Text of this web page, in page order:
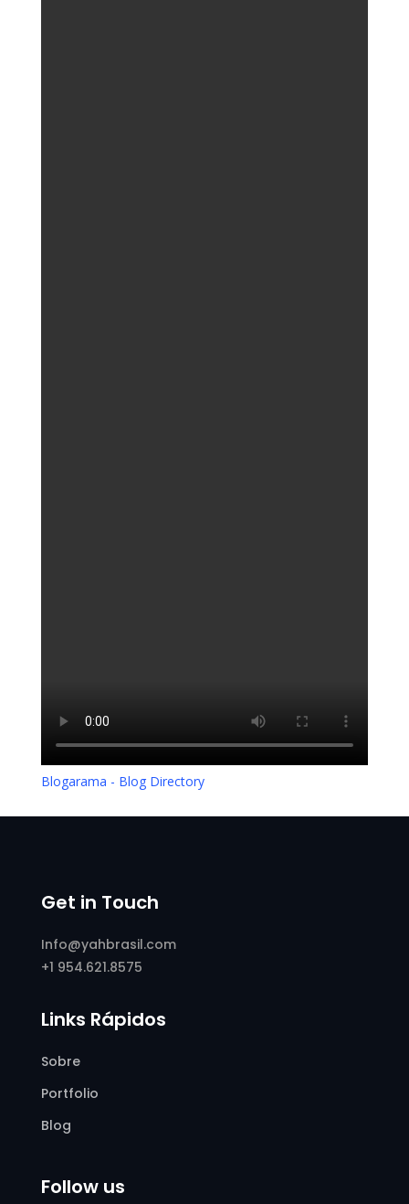
Blogarama - Blog Directory
Get in Touch
Info@yahbrasil.com
+1 954.621.8575
Links Rápidos
Sobre
Portfolio
Blog
Follow us